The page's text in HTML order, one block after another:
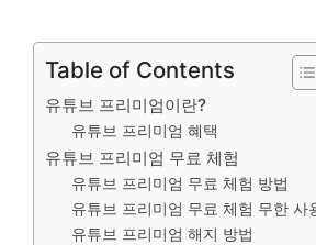
Table of Contents
유튜브 프리미엄이란?
유튜브 프리미엄 혜택
유튜브 프리미엄 무료 체험
유튜브 프리미엄 무료 체험 방법
유튜브 프리미엄 무료 체험 무한 사
유튜브 프리미엄 해지 방법